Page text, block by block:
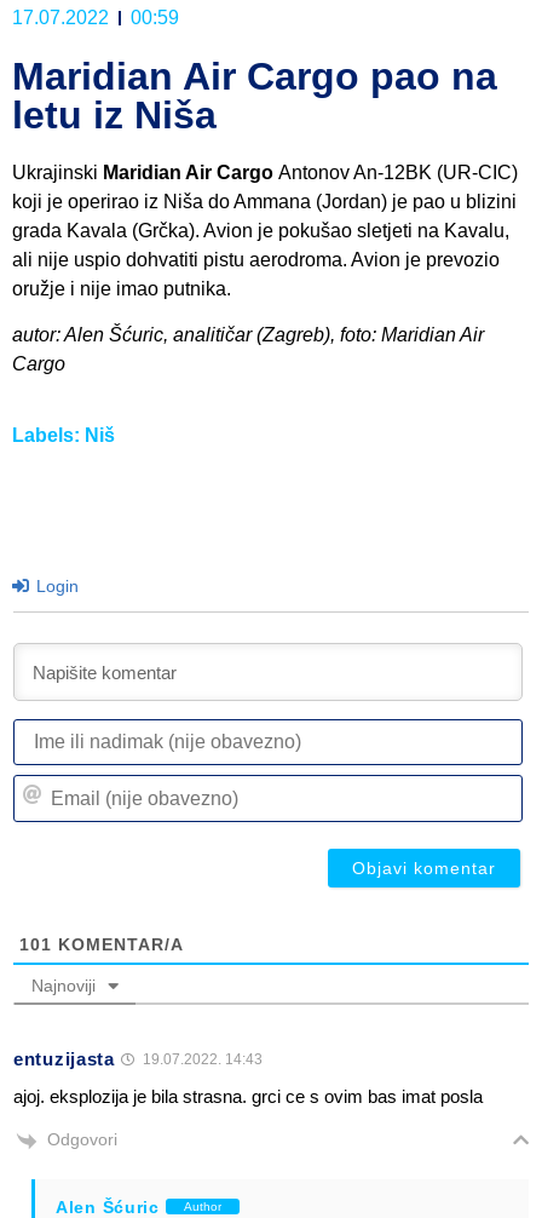
17.07.2022 00:59
Maridian Air Cargo pao na
letu iz Niša
Ukrajinski Maridian Air Cargo Antonov An-12BK (UR-CIC)
koji je operirao iz Niša do Ammana (Jordan) je pao u blizini
grada Kavala (Grčka). Avion je pokušao sletjeti na Kavalu,
ali nije uspio dohvatiti pistu aerodroma. Avion je prevozio
oružje i nije imao putnika.
autor: Alen Šćuric, analitičar (Zagreb), foto: Maridian Air
Cargo
Labels: Niš
Login
101 KOMENTAR/A
Najnoviji
entuzijasta 19.07.2022. 14:43
ajoj. eksplozija je bila strasna. grci ce s ovim bas imat posla
Odgovori
Alen Šćuric Author